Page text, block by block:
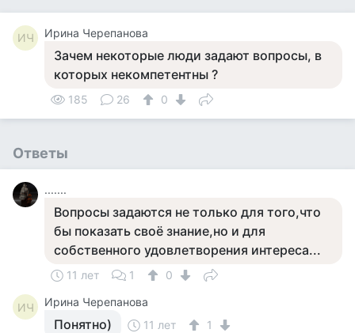
ИЧ Ирина Черепанова
Зачем некоторые люди задают вопросы, в
которых некомпетентны ?
185 26 0
Ответы
.......
Вопросы задаются не только для того,что
бы показать своё знание,но и для
собственного удовлетворения интереса...
11 лет 1 0
ИЧ Ирина Черепанова
Понятно) 11 лет 1